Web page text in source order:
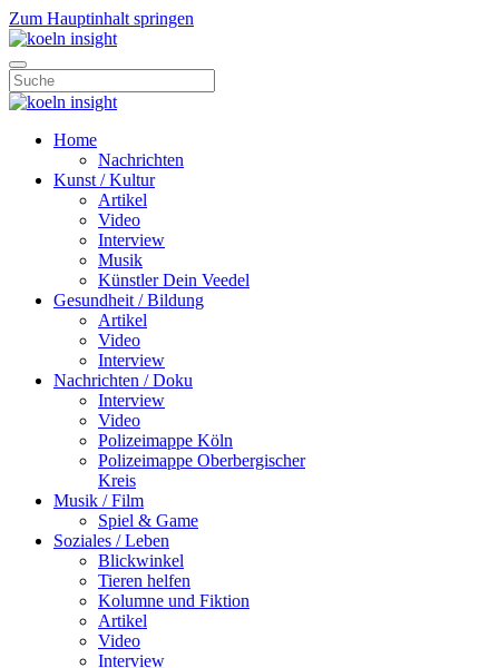
Zum Hauptinhalt springen
Home
Nachrichten
Kunst / Kultur
Artikel
Video
Interview
Musik
Künstler Dein Veedel
Gesundheit / Bildung
Artikel
Video
Interview
Nachrichten / Doku
Interview
Video
Polizeimappe Köln
Polizeimappe Oberbergischer
Kreis
Musik / Film
Spiel & Game
Soziales / Leben
Blickwinkel
Tieren helfen
Kolumne und Fiktion
Artikel
Video
Interview